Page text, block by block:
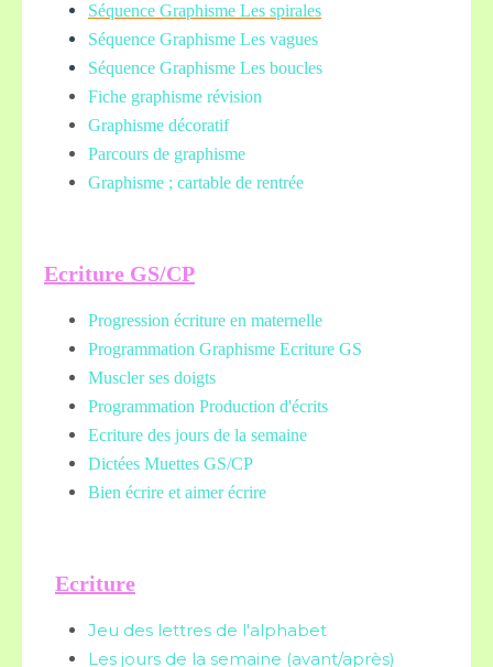
Séquence Graphisme Les spirales
Séquence Graphisme Les vagues
Séquence Graphisme Les boucles
Fiche graphisme révision
Graphisme décoratif
Parcours de graphisme
Graphisme ; cartable de rentrée
Ecriture GS/CP
Progression écriture en maternelle
Programmation Graphisme Ecriture GS
Muscler ses doigts
Programmation Production d'écrits
Ecriture des jours de la semaine
Dictées Muettes GS/CP
Bien écrire et aimer écrire
Ecriture
Jeu des lettres de l'alphabet
Les jours de la semaine (avant/après)